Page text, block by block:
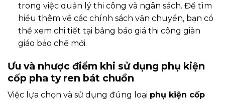
trong việc quản lý thi công và ngân sách. Để tìm
hiểu thêm về các chính sách vận chuyển, bạn có
thể xem chi tiết tại bảng báo giá thi công giàn
giáo bảo chế mới.
Ưu và nhược điểm khi sử dụng phụ kiện
cốp pha ty ren bát chuồn
Việc lựa chọn và sử dụng đúng loại phụ kiện cốp